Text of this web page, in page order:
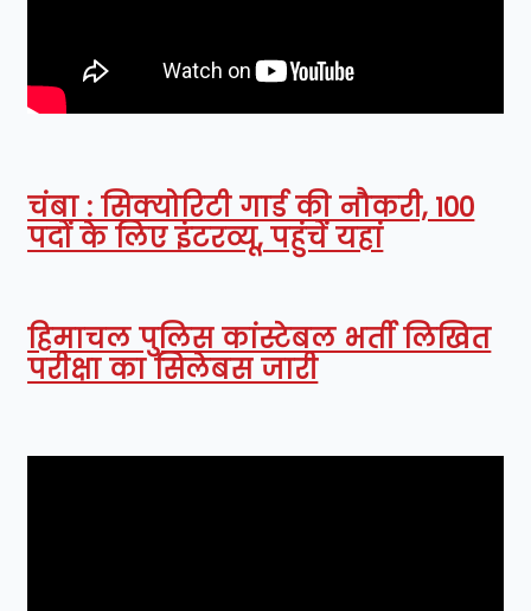
चंबा : सिक्योरिटी गार्ड की नौकरी, 100
पदों के लिए इंटरव्यू, पहुंचें यहां
हिमाचल पुलिस कांस्टेबल भर्ती लिखित
परीक्षा का सिलेबस जारी